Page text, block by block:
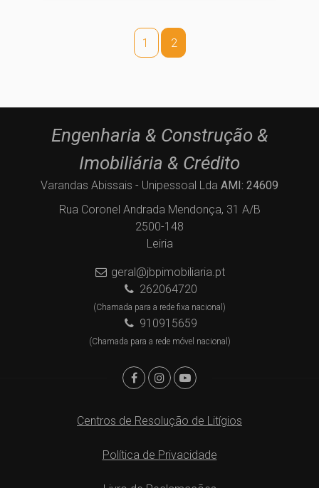
1 2
Engenharia & Construção &
Imobiliária & Crédito
Varandas Abissais - Unipessoal Lda AMI: 24609
Rua Coronel Andrada Mendonça, 31 A/B
2500-148
Leiria
geral@jbpimobiliaria.pt
262064720
(Chamada para a rede fixa nacional)
910915659
(Chamada para a rede móvel nacional)
Centros de Resolução de Litígios
Política de Privacidade